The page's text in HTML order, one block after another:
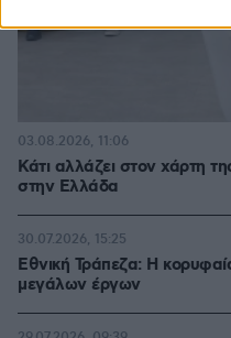
Κάτι αλλάζει στον χάρτη
στην Ελλάδα
03.08.2026, 11:06
Εθνική Τράπεζα: Η
μεγάλων έργων
30.07.2026, 15:25